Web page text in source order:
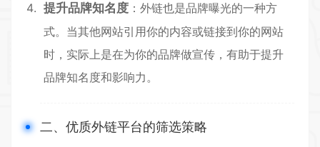
提升品牌知名度 ：外链也是品牌曝光的一种方
式。当其他网站引用你的内容或链接到你的网站
时，实际上是在为你的品牌做宣传，有助于提升
品牌知名度和影响力。
二、优质外链平台的筛选策略